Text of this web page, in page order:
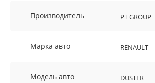
Производитель PT GROUP
Марка авто RENAULT
Модель авто DUSTER